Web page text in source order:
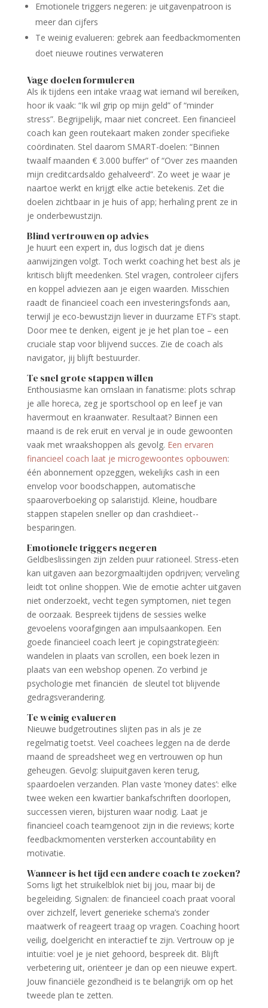
Emotionele triggers negeren: je uitgavenpatroon is
meer dan cijfers
Te weinig evalueren: gebrek aan feedbackmomenten
doet nieuwe routines verwateren
Vage doelen formuleren
Als ik tijdens een intake vraag wat iemand wil bereiken,
hoor ik vaak: “Ik wil grip op mijn geld” of “minder
stress”. Begrijpelijk, maar niet concreet. Een financieel
coach kan geen routekaart maken zonder specifieke
coördinaten. Stel daarom SMART-doelen: “Binnen
twaalf maanden € 3.000 buffer” of “Over zes maanden
mijn creditcardsaldo gehalveerd”. Zo weet je waar je
naartoe werkt en krijgt elke actie betekenis. Zet die
doelen zichtbaar in je huis of app; herhaling prent ze in
je onderbewustzijn.
Blind vertrouwen op advies
Je huurt een expert in, dus logisch dat je diens
aanwijzingen volgt. Toch werkt coaching het best als je
kritisch blijft meedenken. Stel vragen, controleer cijfers
en koppel adviezen aan je eigen waarden. Misschien
raadt de financieel coach een investeringsfonds aan,
terwijl je eco-bewustzijn liever in duurzame ETF’s stapt.
Door mee te denken, eigent je je het plan toe – een
cruciale stap voor blijvend succes. Zie de coach als
navigator, jij blijft bestuurder.
Te snel grote stappen willen
Enthousiasme kan omslaan in fanatisme: plots schrap
je alle horeca, zeg je sportschool op en leef je van
havermout en kraanwater. Resultaat? Binnen een
maand is de rek eruit en verval je in oude gewoonten
vaak met wraakshoppen als gevolg. Een ervaren
financieel coach laat je microgewoontes opbouwen:
één abonnement opzeggen, wekelijks cash in een
envelop voor boodschappen, automatische
spaaroverboeking op salaristijd. Kleine, houdbare
stappen stapelen sneller op dan crashdieet-­
besparingen.
Emotionele triggers negeren
Geldbeslissingen zijn zelden puur rationeel. Stress-eten
kan uitgaven aan bezorgmaaltijden opdrijven; verveling
leidt tot online shoppen. Wie de emotie achter uitgaven
niet onderzoekt, vecht tegen symptomen, niet tegen
de oorzaak. Bespreek tijdens de sessies welke
gevoelens voorafgingen aan impulsaankopen. Een
goede financieel coach leert je copingstrategieën:
wandelen in plaats van scrollen, een boek lezen in
plaats van een webshop openen. Zo verbind je
psychologie met financiën de sleutel tot blijvende
gedragsverandering.
Te weinig evalueren
Nieuwe budgetroutines slijten pas in als je ze
regelmatig toetst. Veel coachees leggen na de derde
maand de spreadsheet weg en vertrouwen op hun
geheugen. Gevolg: sluipuitgaven keren terug,
spaardoelen verzanden. Plan vaste ‘money dates’: elke
twee weken een kwartier bankafschriften doorlopen,
successen vieren, bijsturen waar nodig. Laat je
financieel coach teamgenoot zijn in die reviews; korte
feedback­momenten versterken accountability en
motivatie.
Wanneer is het tijd een andere coach te zoeken?
Soms ligt het struikelblok niet bij jou, maar bij de
begeleiding. Signalen: de financieel coach praat vooral
over zichzelf, levert generieke schema’s zonder
maatwerk of reageert traag op vragen. Coaching hoort
veilig, doelgericht en interactief te zijn. Vertrouw op je
intuïtie: voel je je niet gehoord, bespreek dit. Blijft
verbetering uit, oriënteer je dan op een nieuwe expert.
Jouw financiële gezondheid is te belangrijk om op het
tweede plan te zetten.